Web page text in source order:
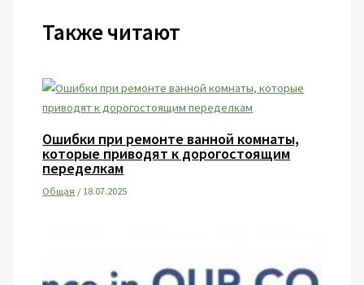
Также читают
Ошибки при ремонте ванной комнаты,
которые приводят к дорогостоящим
переделкам
Общая /18.07.2025